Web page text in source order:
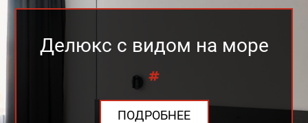
Делюкс с видом на море
ПОДРОБНЕЕ